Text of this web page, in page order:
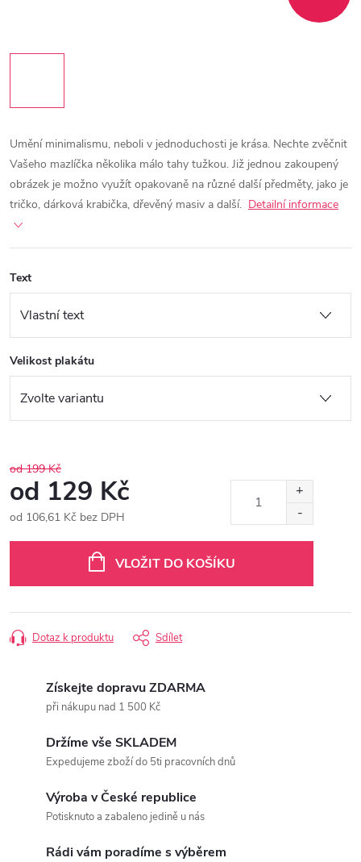
Umění minimalismu, neboli v jednoduchosti je krása. Nechte zvěčnit
Vašeho mazlíčka několika málo tahy tužkou. Již jednou zakoupený
obrázek je možno využít opakovaně na různé další předměty, jako je
tričko, dárková krabička, dřevěný masiv a další. Detailní informace
Text
Velikost plakátu
od 199 Kč
od 129 Kč
od 106,61 Kč bez DPH
VLOŽIT DO KOŠÍKU
Dotaz k produktu Sdílet
Získejte dopravu ZDARMA
při nákupu nad 1 500 Kč
Držíme vše SKLADEM
Expedujeme zboží do 5ti pracovních dnů
Výroba v České republice
Potisknuto a zabaleno jedině u nás
Rádi vám poradíme s výběrem